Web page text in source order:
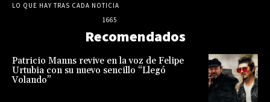
LO QUE HAY TRAS CADA NOTICIA
1665
Recomendados
Patricio Manns revive en la voz de Felipe
Urtubia con su nuevo sencillo “Llegó
Volando”